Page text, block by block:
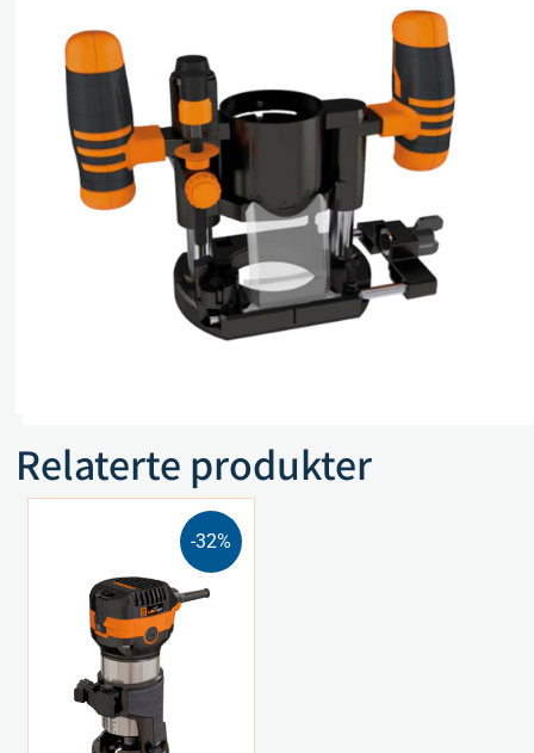
Kun 1 på lager (kan også restbestilles)
Legg i handlekurv
Legg i ønskeliste
Beskrivelse
Spesifikasjoner
Relaterte produkter
-32%